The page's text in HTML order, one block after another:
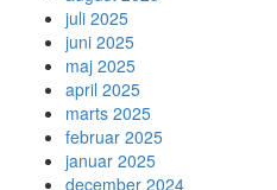
juli 2025
juni 2025
maj 2025
april 2025
marts 2025
februar 2025
januar 2025
december 2024